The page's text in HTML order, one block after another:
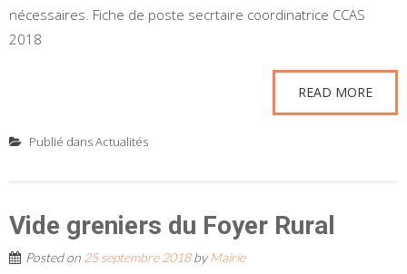
nécessaires. Fiche de poste secrtaire coordinatrice CCAS
2018
READ MORE
Publié dansActualités
Vide greniers du Foyer Rural
Posted on 25 septembre 2018byMairie